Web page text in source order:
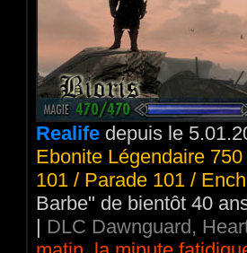
Realife depuis le
Ebonite Légendaire
101 / Parade 101 /
Barbe" de bientôt 40
| DLC Dawnguard,